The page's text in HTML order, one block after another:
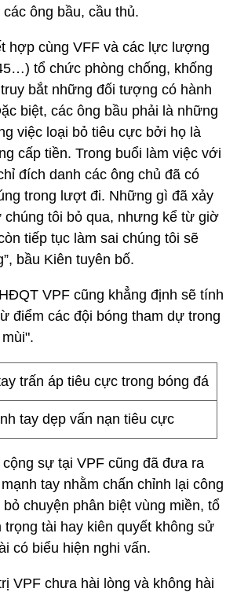
ông bầu, cầu thủ.
hợp cùng VFF và các lực lượng
tổ chức phòng chống, khống
bắt những đối tượng có hành
biệt, các ông bầu phải là những
việc loại bỏ tiêu cực bởi họ là
cấp tiền. Trong buổi làm việc với
đích danh các ông chủ đã có
trong lượt đi. Những gì đã xảy
chúng tôi bỏ qua, nhưng kể từ giờ
tiếp tục làm sai chúng tôi sẽ
bầu Kiên tuyên bố.
VPF cũng khẳng định sẽ tính
điểm các đội bóng tham dự trong
tay dẹp vấn nạn tiêu cực
sự tại VPF cũng đã đưa ra
tay nhằm chấn chỉnh lại công
chuyện phân biệt vùng miền, tổ
tài hay kiên quyết không sử
có biểu hiện nghi vấn.
VPF chưa hài lòng và không hài